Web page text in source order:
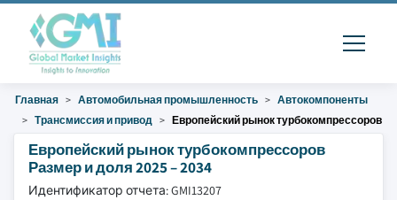
Главная Автомобильная промышленность
Автокомпоненты
Трансмиссия и привод
Европейский рынок турбокомпрессоров
Европейский рынок турбокомпрессоров
Размер и доля 2025 – 2034
Идентификатор отчета: GMI13207